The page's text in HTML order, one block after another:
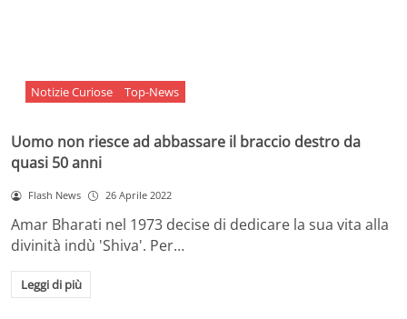
Notizie Curiose Top-News
Uomo non riesce ad abbassare il braccio destro da
quasi 50 anni
Flash News 26 Aprile 2022
Amar Bharati nel 1973 decise di dedicare la sua vita alla
divinità indù 'Shiva'. Per…
Leggi di più